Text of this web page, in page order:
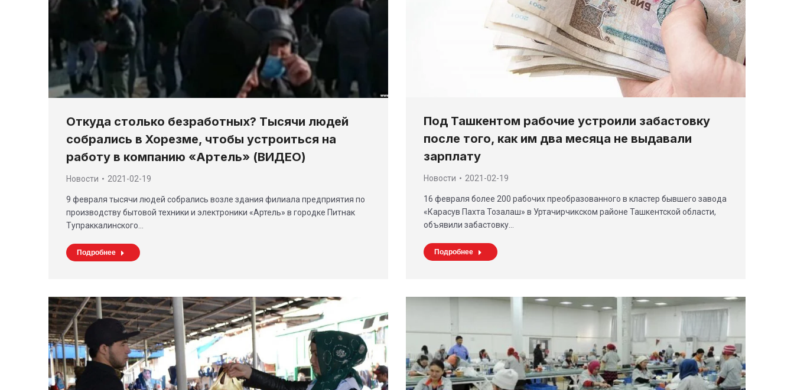
Откуда столько безработных? Тысячи людей
собрались в Хорезме, чтобы устроиться на
работу в компанию «Артель» (ВИДЕО)
Новости 2021-02-19
9 февраля тысячи людей собрались возле здания филиала предприятия по
производству бытовой техники и электроники «Артель» в городке Питнак
Тупраккалинского…
Подробнее
Под Ташкентом рабочие устроили забастовку
после того, как им два месяца не выдавали
зарплату
Новости 2021-02-19
16 февраля более 200 рабочих преобразованного в кластер бывшего завода
«Карасув Пахта Тозалаш» в Уртачирчикском районе Ташкентской области,
объявили забастовку…
Подробнее